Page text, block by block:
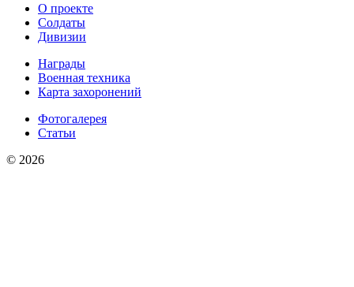
О проекте
Солдаты
Дивизии
Награды
Военная техника
Карта захоронений
Фотогалерея
Статьи
© 2026